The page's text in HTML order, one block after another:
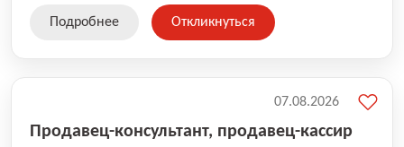
Подробнее Откликнуться
Продавец-консультант, продавец-кассир
07.08.2026